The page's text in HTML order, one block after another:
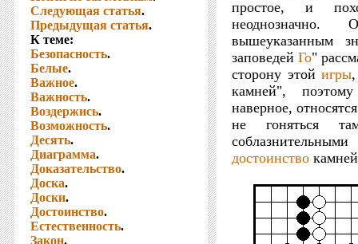
Следующая статья.
Предыдущая статья.
К теме:
Безопасность.
Белые.
Важное.
Важность.
Воздержись.
Возможность.
Десять.
Диаграмма.
Доказательство.
Доска.
Доски.
Достоинство.
Естественность.
Закон.
простое, и
неоднозначно.
вышеуказанным
заповедейГо"
сторону этойигры
камней",
наверное,
не гоняться
достоинство